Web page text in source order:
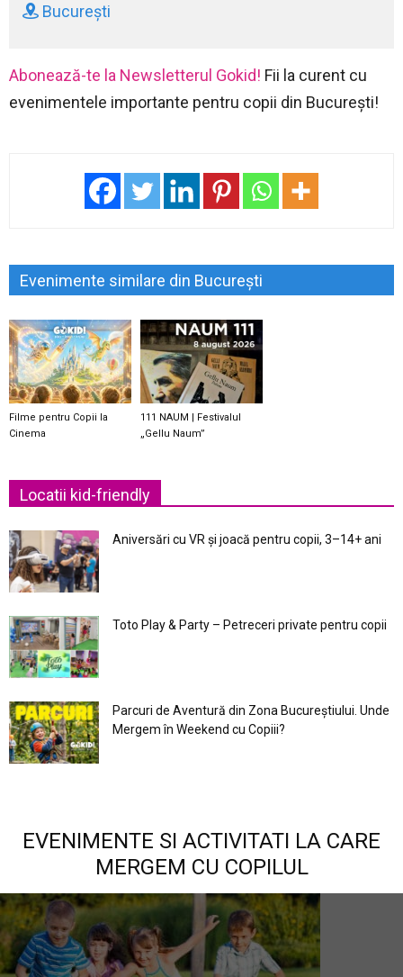
București
Abonează-te la Newsletterul Gokid! Fii la curent cu
evenimentele importante pentru copii din București!
Evenimente similare din București
Filme pentru Copii la
Cinema
111 NAUM | Festivalul
„Gellu Naum”
Locatii kid-friendly
Aniversări cu VR și joacă pentru copii, 3–14+ ani
Toto Play & Party – Petreceri private pentru copii
Parcuri de Aventură din Zona Bucureştiului. Unde
Mergem în Weekend cu Copiii?
EVENIMENTE SI ACTIVITATI LA CARE
MERGEM CU COPILUL